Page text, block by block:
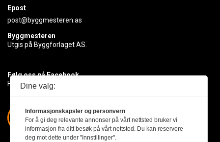
Epost
post@byggmesteren.as
Byggmesteren
Utgis på Byggforlaget AS.
Følg oss på Facebook
Få med deg det siste innen byggebransjen
Dine valg:
Informasjonskapsler og personvern
For å gi deg relevante annonser på vårt nettsted bruker vi
informasjon fra ditt besøk på vårt nettsted. Du kan reservere
deg mot dette under "Innstillinger".